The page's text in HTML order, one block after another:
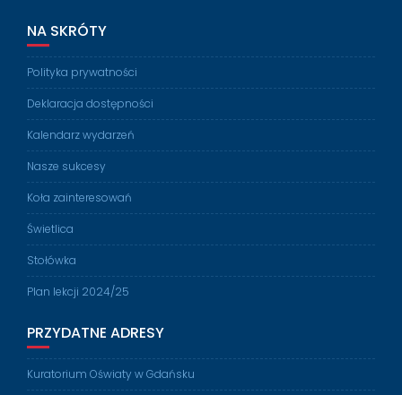
NA SKRÓTY
Polityka prywatności
Deklaracja dostępności
Kalendarz wydarzeń
Nasze sukcesy
Koła zainteresowań
Świetlica
Stołówka
Plan lekcji 2024/25
PRZYDATNE ADRESY
Kuratorium Oświaty w Gdańsku